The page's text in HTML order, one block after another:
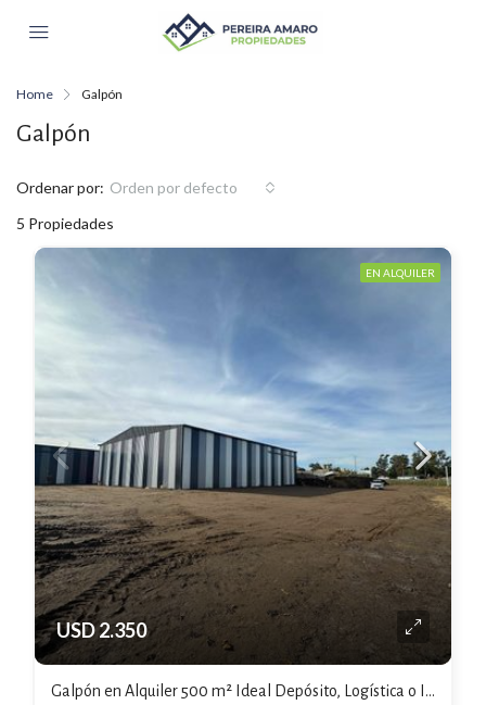
Home Galpón
Galpón
5 Propiedades
Ordenar por: Orden por defecto
EN ALQUILER
USD 2.350
Galpón en Alquiler 500 m² Ideal Depósito, Logística o Industria